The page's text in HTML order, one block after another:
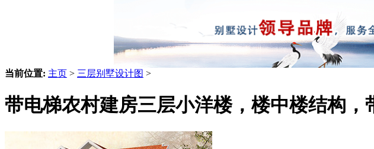
当前位置: 主页 > 三层别墅设计图 >
带电梯农村建房三层小洋楼，楼中楼结构，